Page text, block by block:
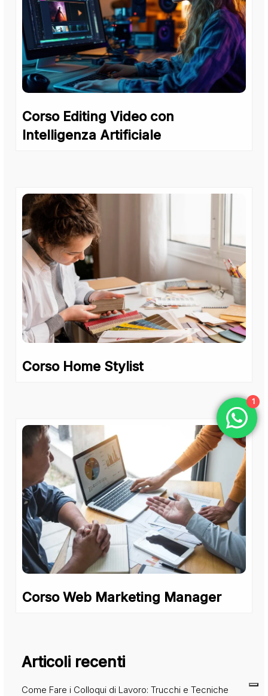
Corso Editing Video con
Intelligenza Artificiale
Corso Home Stylist
Corso Web Marketing Manager
Articoli recenti
Come Fare i Colloqui di Lavoro: Trucchi e Tecniche
1